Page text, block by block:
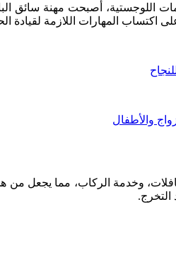
أصبحت مهنة سائق الباص
اكتساب المهارات اللازمة لقيادة
والأطفال
وخدمة الركاب، مما يجعل من
التخرج.